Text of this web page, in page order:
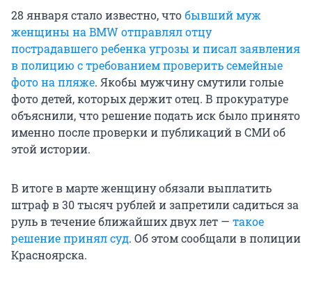
28 января стало известно, чтобывший муж
женщины на BMW отправлял отцу
пострадавшего ребенка угрозы и писал заявления
в полицию с требованием проверить семейные
фото на пляже. Якобы мужчину смутили голые
фото детей, которых держит отец. В прокуратуре
объяснили, что решение подать иск было принято
именно после проверки и публикаций в СМИ об
этой истории.
В итоге в марте женщину обязали выплатить
штраф в 30 тысяч рублей и запретили садиться за
руль в течение ближайших двух лет — такое
решение принял суд. Об этом сообщали в полиции
Красноярска.